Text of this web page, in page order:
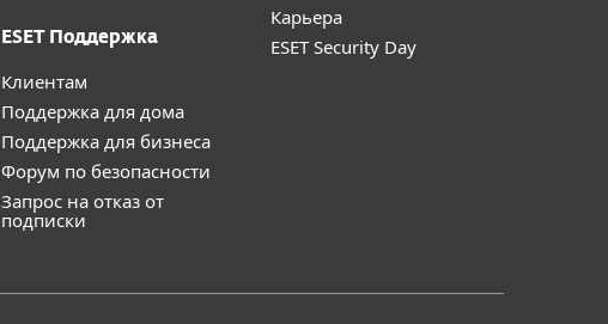
ESET Поддержка
Клиентам
Поддержка для дома
Поддержка для бизнеса
Форум по безопасности
Запрос на отказ от
подписки
Карьера
ESET Security Day